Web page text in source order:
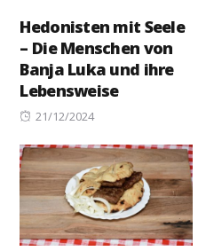
Hedonisten mit Seele
– Die Menschen von
Banja Luka und ihre
Lebensweise
Posted
21/12/2024